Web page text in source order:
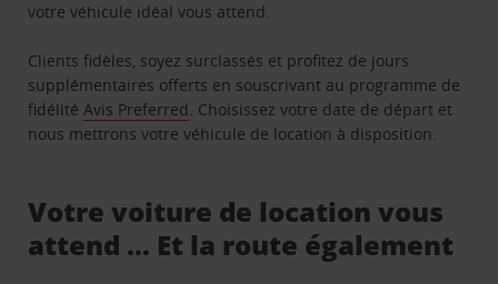
votre véhicule idéal vous attend.
Clients fidèles, soyez surclassés et profitez de jours
supplémentaires offerts en souscrivant au programme de
fidélitéAvis Preferred. Choisissez votre date de départ et
nous mettrons votre véhicule de location à disposition.
Votre voiture de location vous
attend … Et la route également